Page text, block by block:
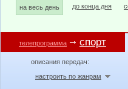
на весь день до конца дня
телепрограмма спорт
описания передач:
настроить по жанрам